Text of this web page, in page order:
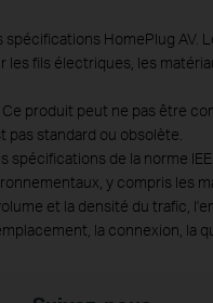
HomePlug AV.
fils électriques, les
produit peut ne pas être
standard ou obsolète.
de la norme
y compris les
et la densité du trafic,
la connexion, la